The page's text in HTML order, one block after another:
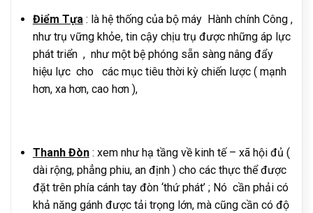
Điểm Tựa : là hệ thống của bộ máy Hành chính Công ,
như trụ vững khỏe, tin cậy chịu trụ được những áp lực
phát triển , như một bệ phóng sẵn sàng nâng đẩy
hiệu lực cho các mục tiêu thời kỳ chiến lược ( mạnh
hơn, xa hơn, cao hơn ),
Thanh Đòn: xem như hạ tầng về kinh tế – xã hội đủ (
dài rộng, phẳng phiu, an định ) cho các thực thể được
đặt trên phía cánh tay đòn ‘thứ phát’ ; Nó cần phải có
khả năng gánh được tải trọng lớn, mà cũng cần có độ